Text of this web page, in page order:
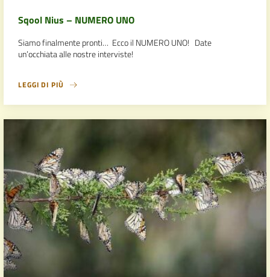
Sqool Nius – NUMERO UNO
Siamo finalmente pronti… Ecco il NUMERO UNO! Date
un’occhiata alle nostre interviste!
LEGGI DI PIÙ